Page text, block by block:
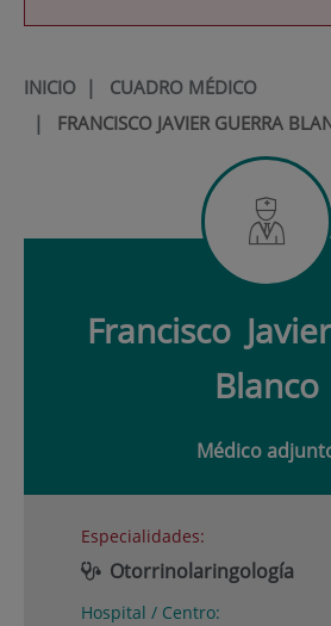
INICIO| CUADRO MÉDICO
| FRANCISCO JAVIER GUERRA
Francisco
Blanco
Médico
Especialidades:
Otorrinolaringología
Hospital / Centro: